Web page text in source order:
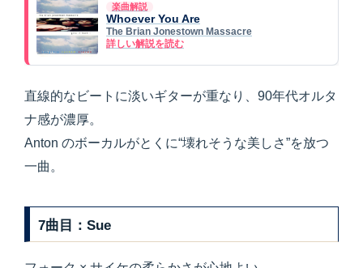
楽曲解説
Whoever You Are
The Brian Jonestown Massacre
詳しい解説を読む
直線的なビートに淡いギターが重なり、90年代オルタ
ナ感が濃厚。
Anton のボーカルがとくに“壊れそうな美しさ”を放つ
一曲。
7曲目：Sue